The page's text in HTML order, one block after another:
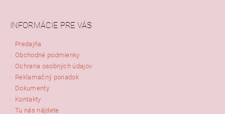
INFORMÁCIE PRE VÁS
Predajňa
Obchodné podmienky
Ochrana osobných údajov
Reklamačný poriadok
Dokumenty
Kontakty
Tu nás nájdete